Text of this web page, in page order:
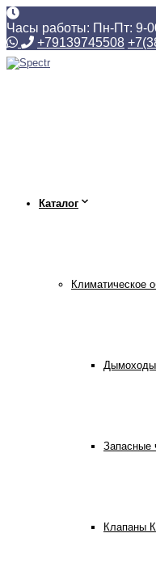
Часы работы: Пн-Пт: 9-
+79139745508
Каталог
Климатическое
Дымоходы
Запасные
Клапаны